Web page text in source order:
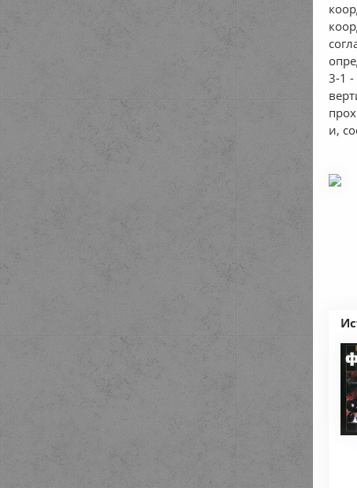
3-1 -
и,